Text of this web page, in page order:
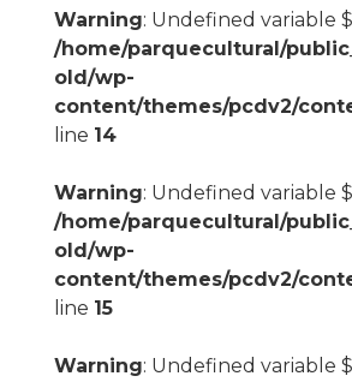
Warning: Undefined variable
/home/parquecultural/
old/wp-
content/themes/pcdv2/
line 14
Warning: Undefined variable
/home/parquecultural/
old/wp-
content/themes/pcdv2/
line 15
Warning: Undefined variable